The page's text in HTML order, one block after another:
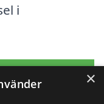
i
utan
×